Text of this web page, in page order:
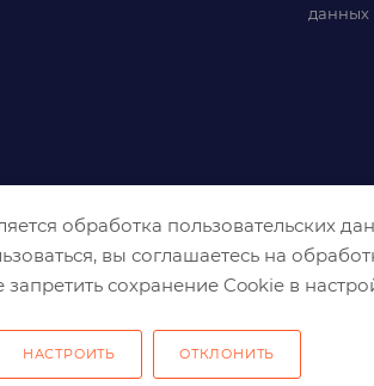
данных
шлифования и реза
обработка пользовательских
вы соглашаетесь на
сохранение Cookie в
НАСТРОИТЬ ОТКЛОНИТЬ